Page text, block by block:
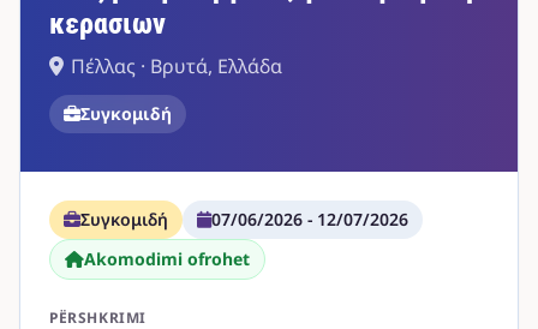
κερασιων
Πέλλας · Βρυτά, Ελλάδα
Συγκομιδή
Συγκομιδή
07/06/2026 - 12/07/2026
Akomodimi ofrohet
PËRSHKRIMI